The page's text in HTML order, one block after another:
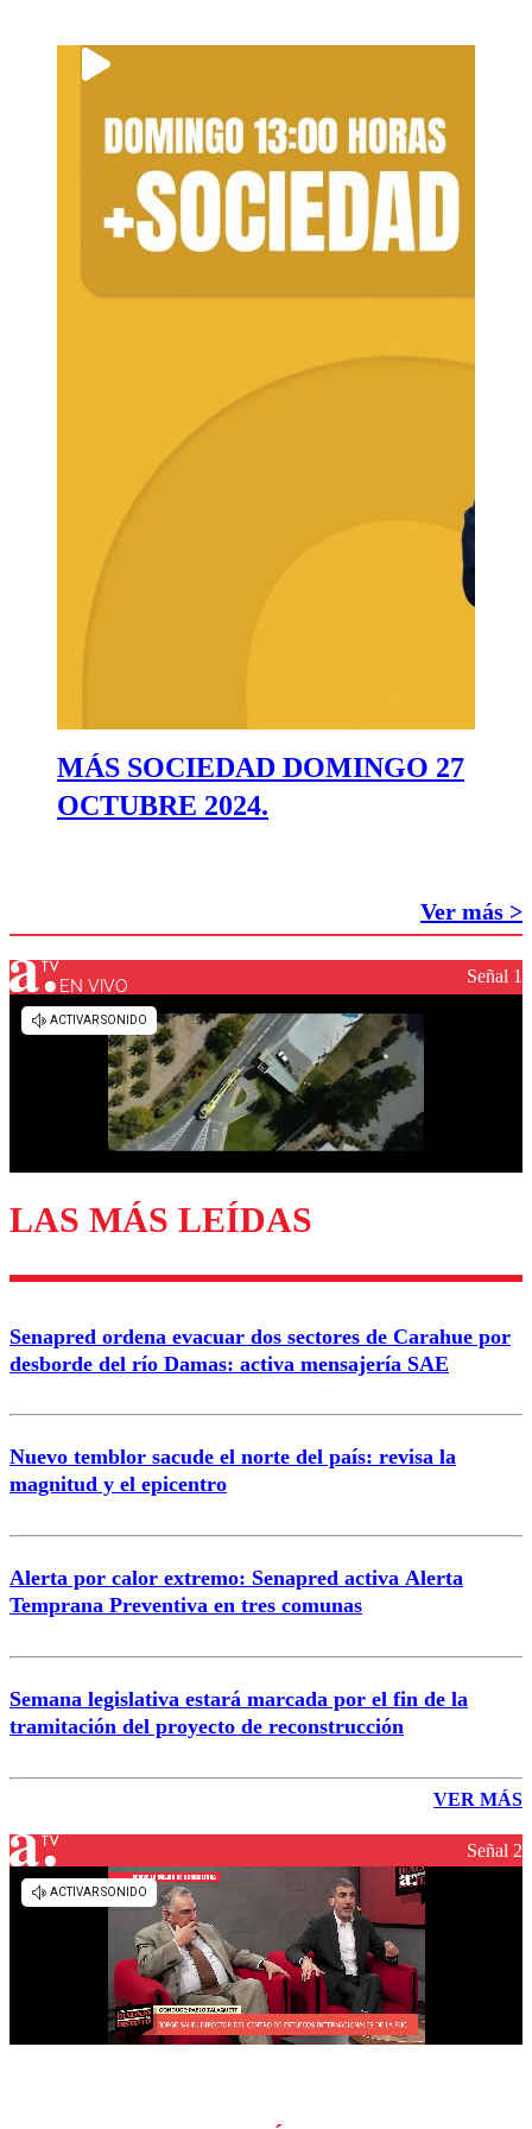
MÁS SOCIEDAD DOMINGO 27
OCTUBRE 2024.
Ver más >
EN VIVO Señal 1
LAS MÁS LEÍDAS
Senapred ordena evacuar dos sectores de Carahue por
desborde del río Damas: activa mensajería SAE
Nuevo temblor sacude el norte del país: revisa la
magnitud y el epicentro
Alerta por calor extremo: Senapred activa Alerta
Temprana Preventiva en tres comunas
Semana legislativa estará marcada por el fin de la
tramitación del proyecto de reconstrucción
VER MÁS
Señal 2